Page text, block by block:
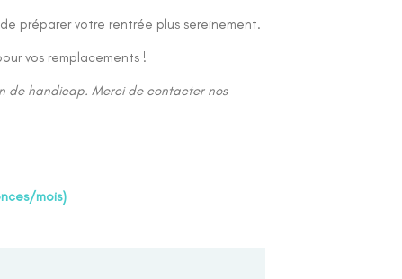
préparer votre rentrée plus sereinement.
vos remplacements !
de handicap. Merci de contacter nos
mois)